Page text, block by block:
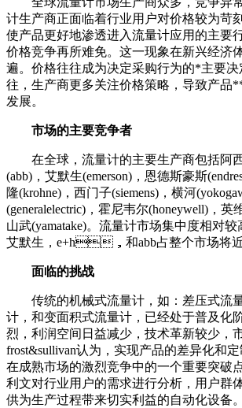
计生产商正面临着行业用户对价格较为苛刻
使产品更好地渗透进入流量计应用的主要行
价格竞争再所难免。这一现象在新兴经济体
遍。价格往往成为决定采购行为的*主要决
往，生产商更多关注价格策略，导致产品
发展。
市场的主要竞争者
在全球，流量计的主要生产商包括阿
(abb)，艾默生(emerson)，恩德斯豪斯
隆(krohne)，西门子(siemens)，横河
(generalelectric)，霍尼韦尔(honeywell)，英
山武(yamatake)。流量计市场集中度相对较高
艾默生，e+h，和abb占整个市场将近
面临的挑战
传统的机械式流量计，如：差压式流
计，和变面积式流量计，已经处于普及化阶
烈，利润空间日益减少，技术革新较少，
frost&sullivan认为，实现产品的差异化和
在成熟市场的激烈竞争中的一个重要突破点
利文对行业用户的需求进行分析，用户
供为生产过程带来切实利益的自动化设备